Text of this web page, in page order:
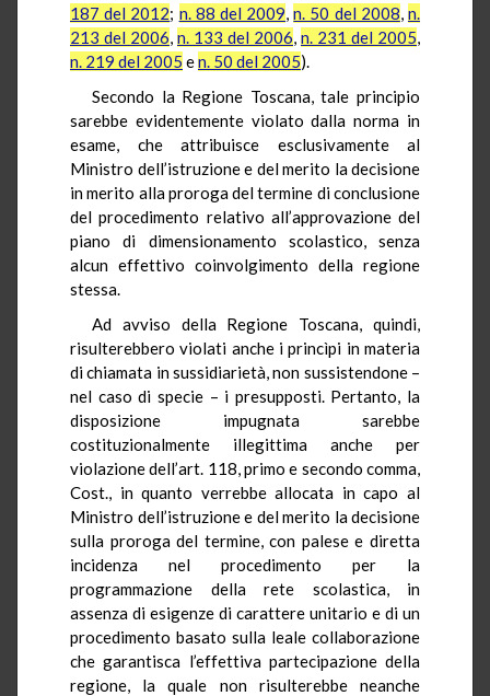
187 del 2012; n. 88 del 2009,n. 50 del 2008,n.
213 del 2006, n. 133 del 2006, n. 231 del 2005,
n. 219 del 2005 en. 50 del 2005).
Secondo la Regione Toscana, tale principio
sarebbe evidentemente violato dalla norma in
esame, che attribuisce esclusivamente al
Ministro dell’istruzione e del merito la decisione
in merito alla proroga del termine di conclusione
del procedimento relativo all’approvazione del
piano di dimensionamento scolastico, senza
alcun effettivo coinvolgimento della regione
stessa.
Ad avviso della Regione Toscana, quindi,
risulterebbero violati anche i princìpi in materia
di chiamata in sussidiarietà, non sussistendone –
nel caso di specie – i presupposti. Pertanto, la
disposizione impugnata sarebbe
costituzionalmente illegittima anche per
violazione dell’art. 118, primo e secondo comma,
Cost., in quanto verrebbe allocata in capo al
Ministro dell’istruzione e del merito la decisione
sulla proroga del termine, con palese e diretta
incidenza nel procedimento per la
programmazione della rete scolastica, in
assenza di esigenze di carattere unitario e di un
procedimento basato sulla leale collaborazione
che garantisca l’effettiva partecipazione della
regione, la quale non risulterebbe neanche